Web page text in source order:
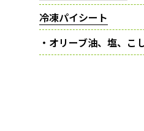
冷凍パイシート
・オリーブ油、塩、こ